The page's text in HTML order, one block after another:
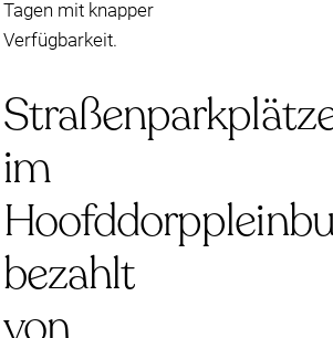
Tagen mit knapper
Verfügbarkeit.
im
bezahlt